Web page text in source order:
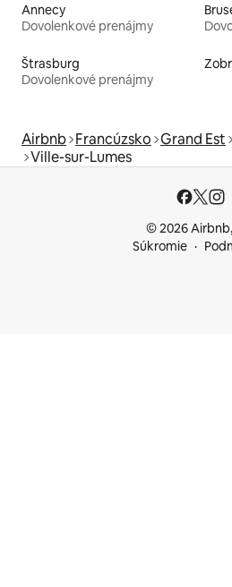
Annecy
Dovolenkové prenájmy
Štrasburg
Dovolenkové prenájmy
Airbnb Francúzsko Grand Est
Ville-sur-Lumes
© 2026
Súkromie